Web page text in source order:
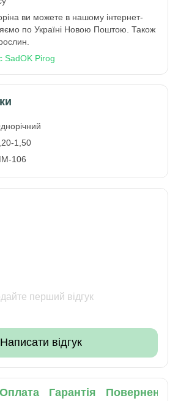
ви можете в нашому інтернет-
по Україні Новою Поштою. Також
SadOK Pirog
1,50
106
перший відгук
Написати відгук
Оплата Гарантія Повернення